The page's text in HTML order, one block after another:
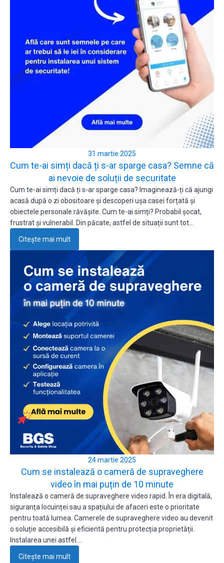
31 martie 2025
Cum te-ai simți dacă ți s-ar sparge casa? Semne că
ai nevoie de soluții de securitate
Cum te-ai simți dacă ți s-ar sparge casa? Imaginează-ți că ajungi
acasă după o zi obositoare și descoperi ușa casei forțată și
obiectele personale răvășite. Cum te-ai simți? Probabil șocat,
frustrat și vulnerabil. Din păcate, astfel de situații sunt tot…
Citește mai mult
24 martie 2025
Cum se instalează o cameră de supraveghere
video în mai puțin de 10 minute
Instalează o cameră de supraveghere video rapid. În era digitală,
siguranța locuinței sau a spațiului de afaceri este o prioritate
pentru toată lumea. Camerele de supraveghere video au devenit
o soluție accesibilă și eficientă pentru protecția proprietății.
Instalarea unei astfel…
Citește mai mult